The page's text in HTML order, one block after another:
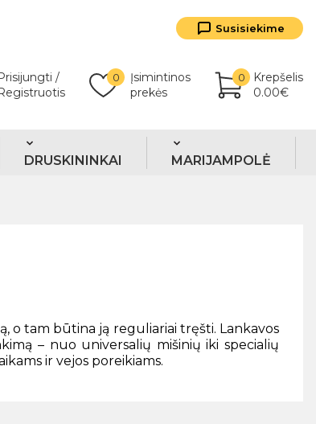
Susisiekime
/
Įsimintinos
prekės
0
Krepšelis
0.00€
0
DRUSKININKAI MARIJAMPOLĖ
o tam būtina ją reguliariai tręšti. Lankavos
– nuo universalių mišinių iki specialių
ir vejos poreikiams.